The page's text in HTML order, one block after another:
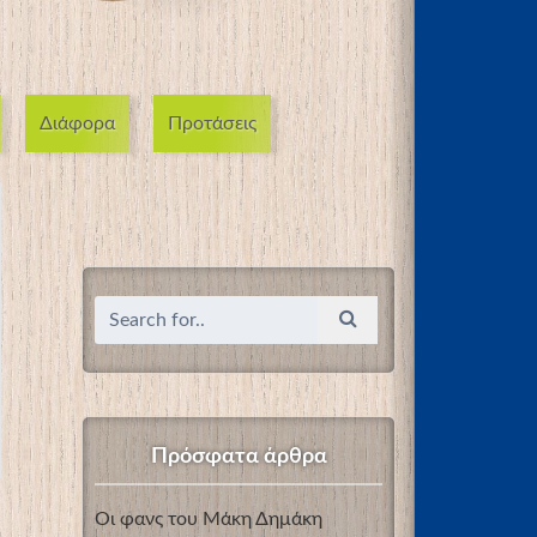
Διάφορα Προτάσεις
Πρόσφατα άρθρα
Οι φανς του Μάκη Δημάκη